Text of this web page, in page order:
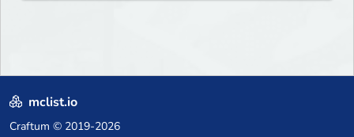
mclist.io
Craftum © 2019-2026